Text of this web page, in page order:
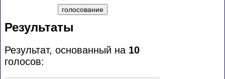
Результаты
Результат, основанный на 10
голосов: